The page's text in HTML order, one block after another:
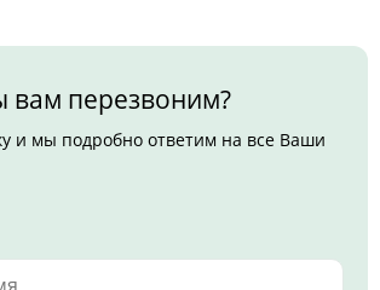
вам перезвоним?
и мы подробно ответим на все Ваши